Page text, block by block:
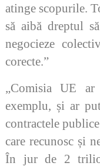
atinge scopurile.
să aibă dreptul
negocieze
corecte.”
„Comisia UE ar
exemplu, și ar
contractele
care recunosc și
În jur de 2